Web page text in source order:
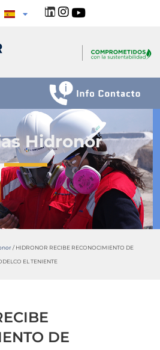
Hidronor
/ HIDRONOR RECIBE RECONOCIMIENTO DE
EL TENIENTE
DE